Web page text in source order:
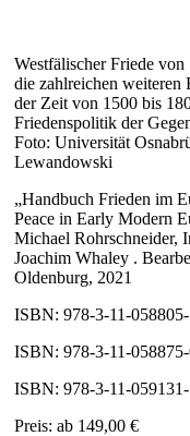
Westfälischer Friede
die zahlreichen weiteren
der Zeit von 1500 bis
Friedenspolitik der
Foto: Universität
Lewandowski
„Handbuch Frieden im
Peace in Early Modern
Michael Rohrschneider,
Joachim Whaley .
Oldenburg, 2021
ISBN: 978-3-11-
ISBN: 978-3-11-
ISBN: 978-3-11-
Preis: ab 149,00 €